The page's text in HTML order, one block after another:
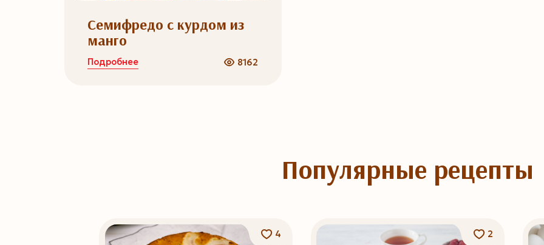
Семифредо с курдом из
манго
Подробнее 8162
Популярные рецепты
4 2